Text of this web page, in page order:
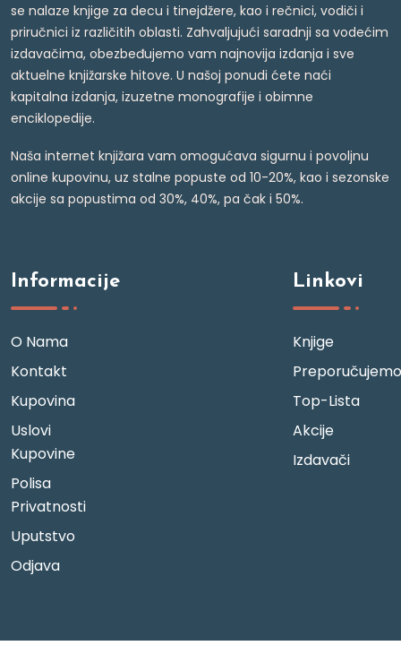
se nalaze knjige za decu i tinejdžere, kao i rečnici, vodiči i
priručnici iz različitih oblasti. Zahvaljujući saradnji sa vodećim
izdavačima, obezbeđujemo vam najnovija izdanja i sve
aktuelne knjižarske hitove. U našoj ponudi ćete naći
kapitalna izdanja, izuzetne monografije i obimne
enciklopedije.
Naša internet knjižara vam omogućava sigurnu i povoljnu
online kupovinu, uz stalne popuste od 10-20%, kao i sezonske
akcije sa popustima od 30%, 40%, pa čak i 50%.
Informacije
O Nama
Kontakt
Kupovina
Uslovi
Kupovine
Polisa
Privatnosti
Uputstvo
Odjava
Linkovi
Knjige
Preporučujemo
Top-Lista
Akcije
Izdavači